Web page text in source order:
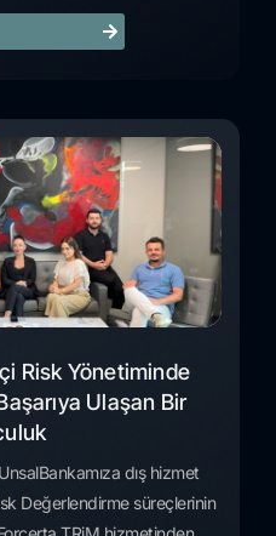
Risk Yönetiminde
Ulaşan Bir
dış hizmet
Değerlendirme süreçlerinin